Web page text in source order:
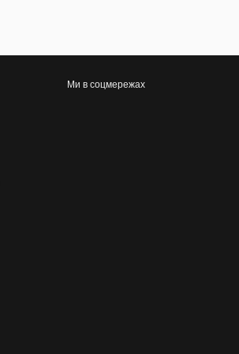
Ми в соцмережах